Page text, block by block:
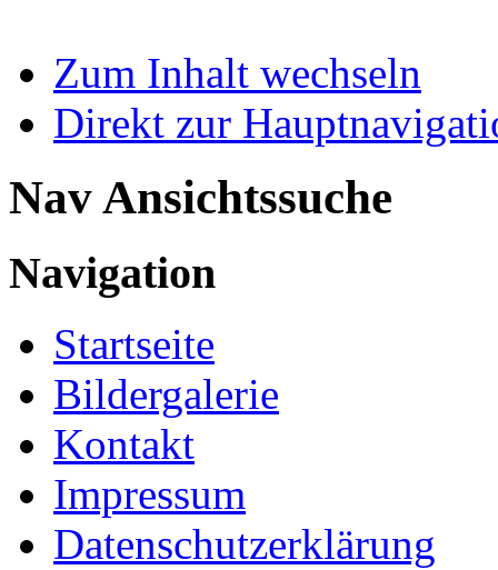
Zum Inhalt wechseln
Direkt zur
Nav Ansichtssuche
Navigation
Startseite
Bildergalerie
Kontakt
Impressum
Datenschutzerklärung